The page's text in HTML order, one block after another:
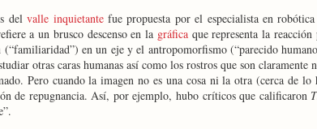
delvalle inquietantefue propuesta por el especialista en
a un brusco descenso en la gráficaque representa la reacción
(“familiaridad”) en un eje y el antropomorfismo (“parecido
otras caras humanas así como los rostros que son
Pero cuando la imagen no es una cosa ni la otra (cerca de lo
de repugnancia. Así, por ejemplo, hubo críticos que calificaron